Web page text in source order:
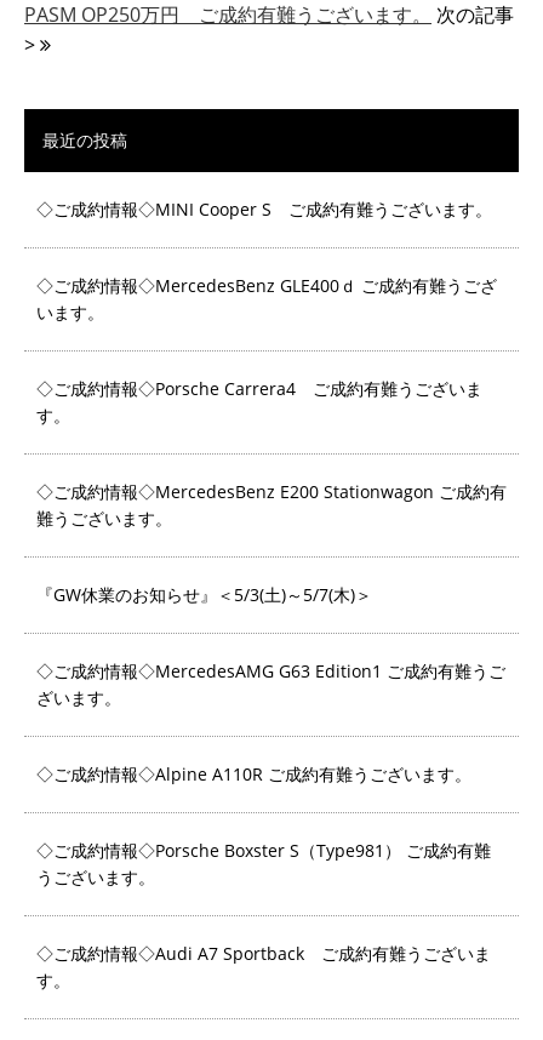
PASM OP250万円 ご成約有難うございます。
次の記事
>
最近の投稿
◇ご成約情報◇MINI Cooper S ご成約有難うございます。
◇ご成約情報◇MercedesBenz GLE400ｄ ご成約有難うござ
います。
◇ご成約情報◇Porsche Carrera4 ご成約有難うございま
す。
◇ご成約情報◇MercedesBenz E200 Stationwagon ご成約有
難うございます。
『GW休業のお知らせ』＜5/3(土)～5/7(木)＞
◇ご成約情報◇MercedesAMG G63 Edition1 ご成約有難うご
ざいます。
◇ご成約情報◇Alpine A110R ご成約有難うございます。
◇ご成約情報◇Porsche Boxster S（Type981） ご成約有難
うございます。
◇ご成約情報◇Audi A7 Sportback ご成約有難うございま
す。